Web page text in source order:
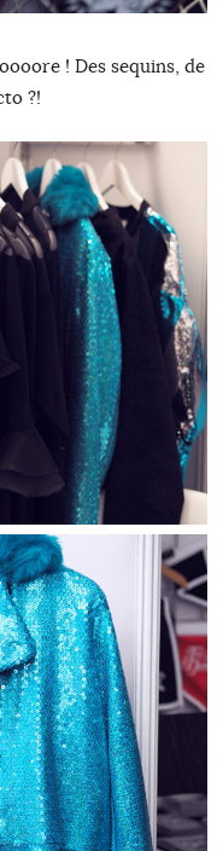
! Des sequins, de
?!